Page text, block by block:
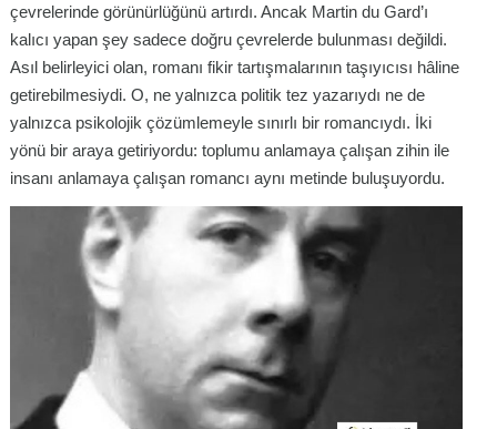
çevrelerinde görünürlüğünü artırdı. Ancak Martin du Gard’ı
kalıcı yapan şey sadece doğru çevrelerde bulunması değildi.
Asıl belirleyici olan, romanı fikir tartışmalarının taşıyıcısı hâline
getirebilmesiydi. O, ne yalnızca politik tez yazarıydı ne de
yalnızca psikolojik çözümlemeyle sınırlı bir romancıydı. İki
yönü bir araya getiriyordu: toplumu anlamaya çalışan zihin ile
insanı anlamaya çalışan romancı aynı metinde buluşuyordu.